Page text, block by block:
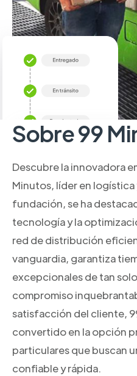
Sobre 99
Descubre la innovadora
Minutos, líder en
fundación, se ha
tecnología y la
red de distribución
vanguardia, garantiza
excepcionales de tan
compromiso
satisfacción del cliente,
convertido en la opción
particulares que buscan
confiable y rápida.